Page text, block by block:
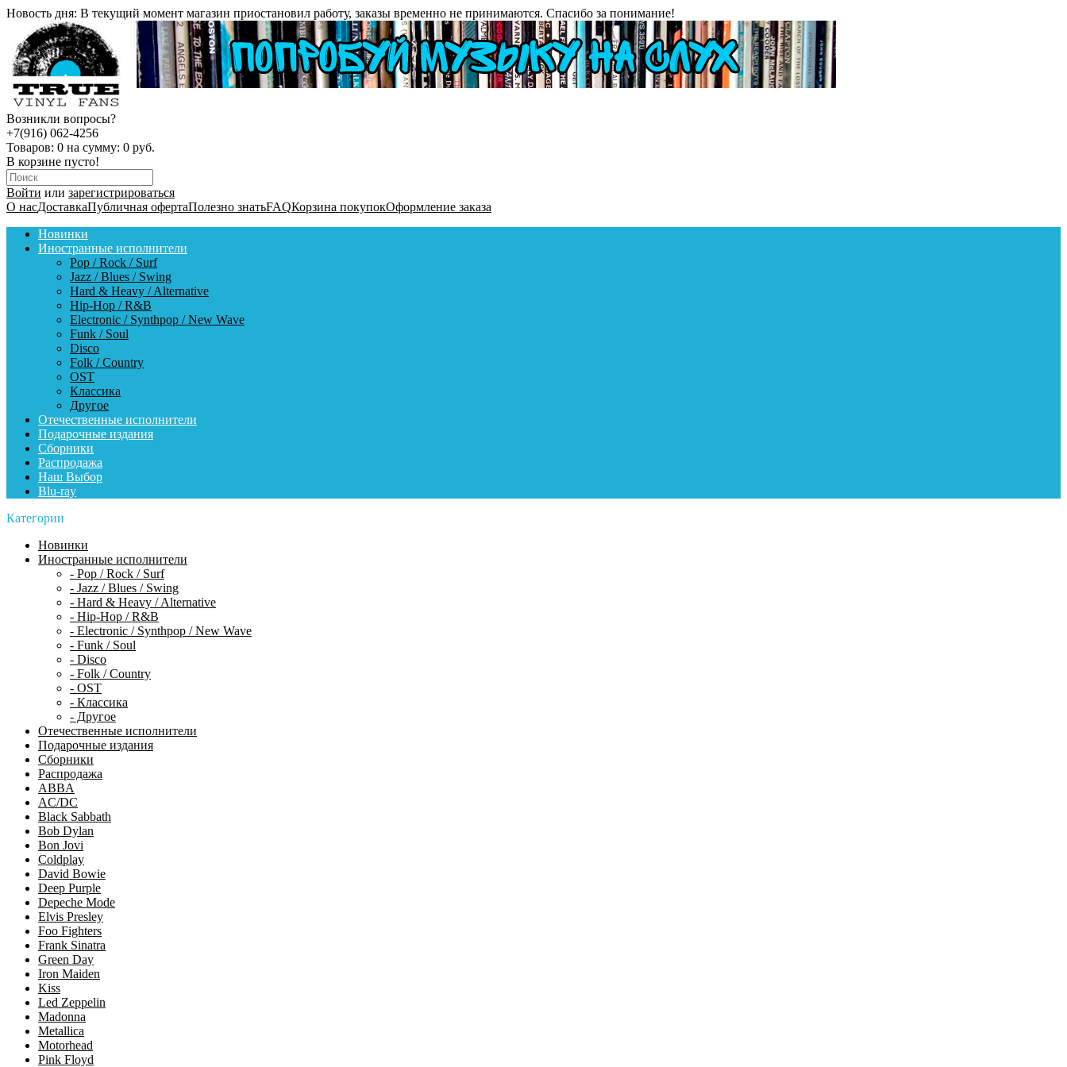
Новость дня: В текущий момент магазин приостановил работу, заказы временно не принимаются. Спасибо за понимание!
Возникли вопросы?
+7(916) 062-4256
Товаров: 0 на сумму: 0 руб.
В корзине пусто!
Войти или зарегистрироваться
О насДоставкаПубличная офертаПолезно знатьFAQКорзина покупокОформление заказа
Новинки
Иностранные исполнители
Pop / Rock / Surf
Jazz / Blues / Swing
Hard & Heavy / Alternative
Hip-Hop / R&B
Electronic / Synthpop / New Wave
Funk / Soul
Disco
Folk / Country
OST
Классика
Другое
Отечественные исполнители
Подарочные издания
Сборники
Распродажа
Наш Выбор
Blu-ray
Категории
Новинки
Иностранные исполнители
- Pop / Rock / Surf
- Jazz / Blues / Swing
- Hard & Heavy / Alternative
- Hip-Hop / R&B
- Electronic / Synthpop / New Wave
- Funk / Soul
- Disco
- Folk / Country
- OST
- Классика
- Другое
Отечественные исполнители
Подарочные издания
Сборники
Распродажа
ABBA
AC/DC
Black Sabbath
Bob Dylan
Bon Jovi
Coldplay
David Bowie
Deep Purple
Depeche Mode
Elvis Presley
Foo Fighters
Frank Sinatra
Green Day
Iron Maiden
Kiss
Led Zeppelin
Madonna
Metallica
Motorhead
Pink Floyd